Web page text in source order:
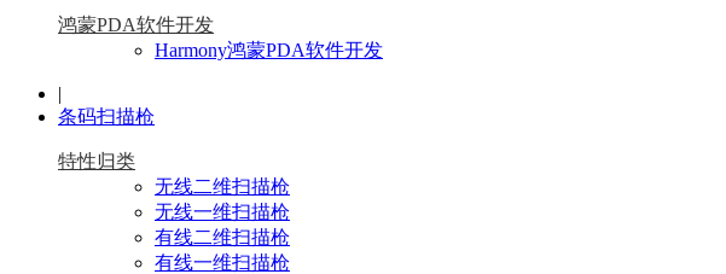
鸿蒙PDA软件开发
Harmony鸿蒙PDA软件开发
|
条码扫描枪
特性归类
无线二维扫描枪
无线一维扫描枪
有线二维扫描枪
有线一维扫描枪